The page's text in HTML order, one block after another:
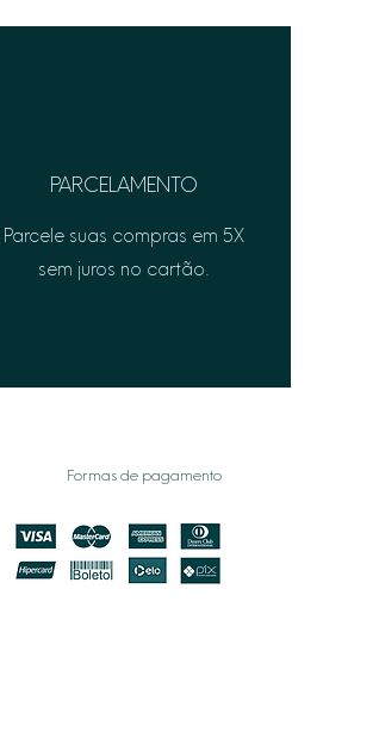
PARCELAMENTO
Parcele suas compras em 5X
sem juros no cartão.
Formas de pagamento